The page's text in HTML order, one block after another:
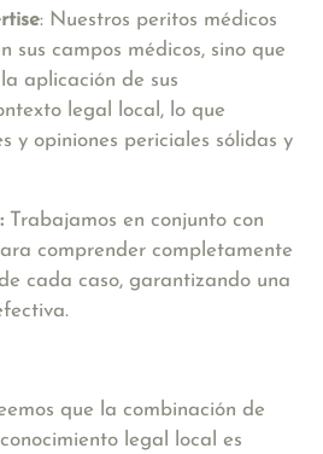
: Nuestros peritos médicos
sus campos médicos, sino que
aplicación de sus
legal local, lo que
y opiniones periciales sólidas y
Trabajamos en conjunto con
comprender completamente
cada caso, garantizando una
que la combinación de
legal local es